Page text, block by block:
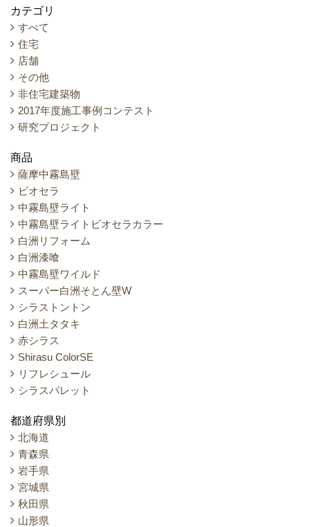
カテゴリ
すべて
住宅
店舗
その他
非住宅建築物
2017年度施工事例コンテスト
研究プロジェクト
商品
薩摩中霧島壁
ビオセラ
中霧島壁ライト
中霧島壁ライトビオセラカラー
白洲リフォーム
白洲漆喰
中霧島壁ワイルド
スーパー白洲そとん壁W
シラストントン
白洲土タタキ
赤シラス
Shirasu ColorSE
リフレシュール
シラスパレット
都道府県別
北海道
青森県
岩手県
宮城県
秋田県
山形県